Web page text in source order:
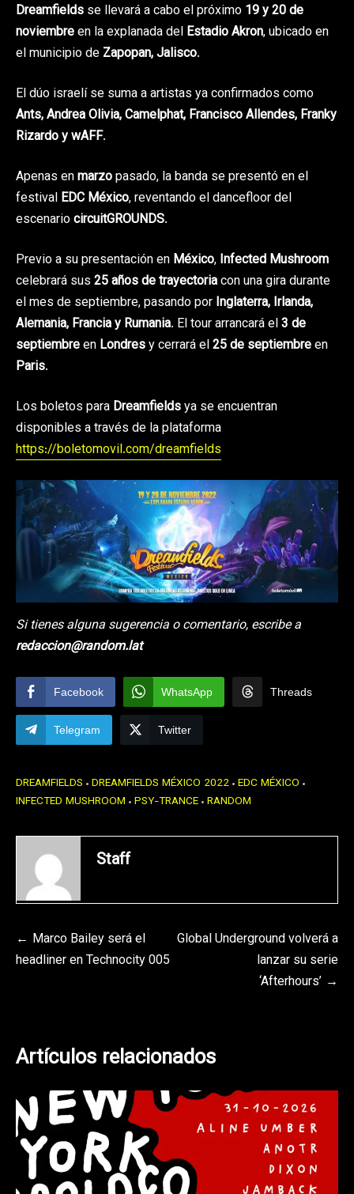
Dreamfields se llevará a cabo el próximo 19 y 20 de
noviembreen la explanada del Estadio Akron, ubicado en
el municipio de Zapopan, Jalisco.
El dúo israelí se suma a artistas ya confirmados como
Ants, Andrea Olivia, Camelphat, Francisco Allendes, Franky
Rizardo y wAFF.
Apenas enmarzopasado, la banda se presentó en el
festival EDC México, reventando el dancefloor del
escenariocircuitGROUNDS.
Previo a su presentación en México, Infected Mushroom
celebrará sus 25 años de trayectoriacon una gira durante
el mes de septiembre, pasando por Inglaterra, Irlanda,
Alemania, Francia y Rumania. El tour arrancará el3 de
septiembreen Londresy cerrará el25 de septiembreen
Paris.
Los boletos para Dreamfieldsya se encuentran
disponibles a través de la plataforma
https://boletomovil.com/dreamfields
Si tienes alguna sugerencia o comentario, escribe a
redaccion@random.lat
Facebook WhatsApp Threads
Telegram Twitter
DREAMFIELDS DREAMFIELDS MÉXICO 2022 EDC MÉXICO
INFECTED MUSHROOM PSY-TRANCE RANDOM
Staff
Navegación
de
Marco Bailey será el
headliner en Technocity 005
Global Underground volverá a
lanzar su serie
‘Afterhours’
Artículos relacionados